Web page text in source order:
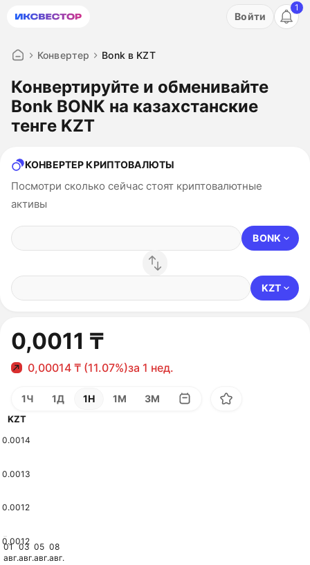
Акция: бесплатный пробный период на 3 дня!
Войти
1
Конвертер Bonk в KZT
Конвертируйте и обменивайте
Bonk BONK на казахстанские
тенге KZT
КОНВЕРТЕР КРИПТОВАЛЮТЫ
Посмотри сколько сейчас стоят криптовалютные
активы
BONK
KZT
0,0011 ₸
0,00014 ₸ (11.07%)за 1 нед.
1Ч 1Д 1Н 1М 3М
01
авг.
03
авг.
05
авг.
08
авг.
KZT
0.0014
0.0013
0.0012
0.0012